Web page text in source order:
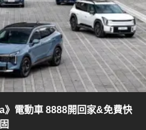
》電動車 8888開回家&免費快